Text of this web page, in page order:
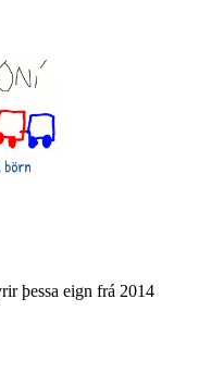
þessa eign frá 2014